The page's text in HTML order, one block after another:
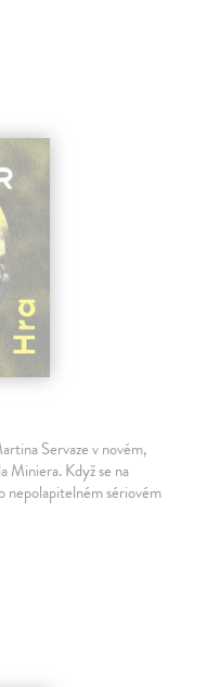
Servaze v novém,
Miniera. Když se na
nepolapitelném sériovém